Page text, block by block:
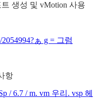
생성 및 vMotion 사용
ぁ g = 그럼
항
/ 6.7 / m. vm 우리. vsp 헤